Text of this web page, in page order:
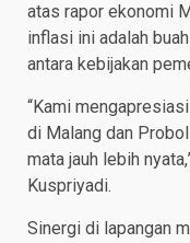
atas rapor ekonomi
inflasi ini adalah
antara kebijakan
“Kami
di Malang dan
mata jauh lebih
Kuspriyadi.
Sinergi di lapangan